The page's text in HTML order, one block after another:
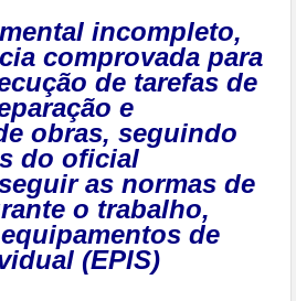
incompleto,
comprovada para
de tarefas de
e
obras, seguindo
do oficial
as normas de
o trabalho,
de
(EPIS)